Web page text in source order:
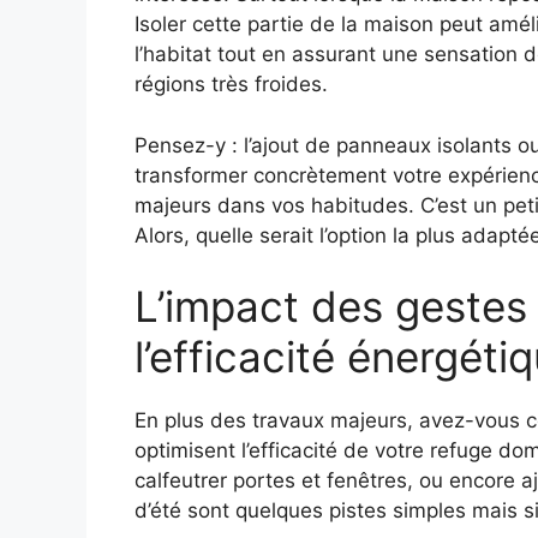
Isoler cette partie de la maison peut
l’habitat tout en assurant une sensation
régions très froides.
Pensez-y : l’ajout de panneaux isolants
transformer concrètement votre
majeurs dans vos habitudes. C’est un
Alors, quelle serait l’option la plus
L’impact des
l’efficacité
En plus des travaux majeurs, avez-vous
optimisent l’efficacité de votre refuge
calfeutrer portes et fenêtres, ou encore
d’été sont quelques pistes simples mais